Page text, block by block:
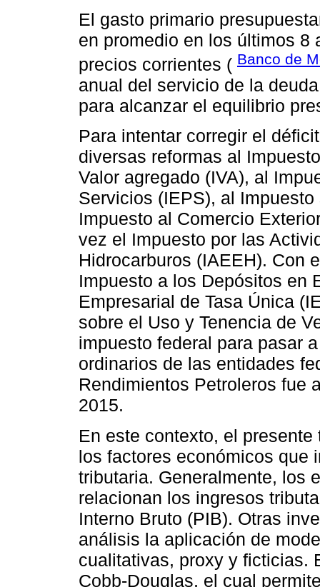
El gasto primario
en promedio en los últimos 8
precios corrientes ( Banco de
anual del servicio de la
para alcanzar el equilibrio
Para intentar corregir el
diversas reformas al
Valor agregado (IVA), al
Servicios (IEPS), al
Impuesto al Comercio
vez el Impuesto por las
Hidrocarburos (IAEEH). Con
Impuesto a los Depósitos en
Empresarial de Tasa Única
sobre el Uso y Tenencia de
impuesto federal para pasar
ordinarios de las entidades
Rendimientos Petroleros fue
2015.
En este contexto, el
los factores económicos que
tributaria. Generalmente, los
relacionan los ingresos
Interno Bruto (PIB). Otras
análisis la aplicación de
cualitativas, proxy y ficticias.
Cobb-Douglas, el cual